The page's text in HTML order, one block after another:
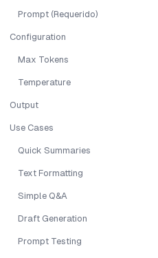
Prompt (Requerido)
Configuration
Max Tokens
Temperature
Output
Use Cases
Quick Summaries
Text Formatting
Simple Q&A
Draft Generation
Prompt Testing